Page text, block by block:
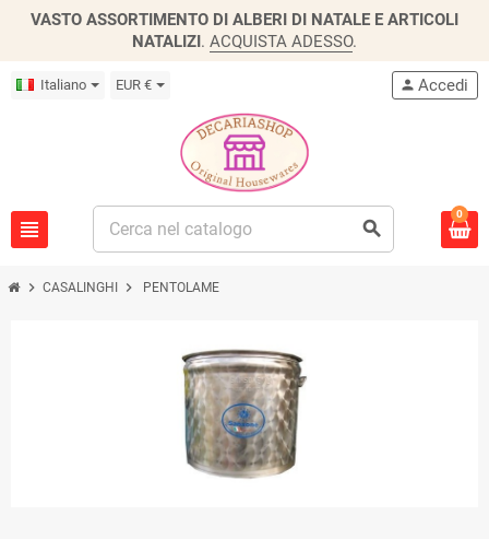
VASTO ASSORTIMENTO DI ALBERI DI NATALE E ARTICOLI
NATALIZI. ACQUISTA ADESSO.
Italiano EUR €
view_headline search
person Accedi
0
chevron_right CASALINGHI chevron_right PENTOLAME